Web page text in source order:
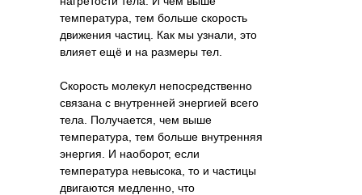
температура, тем больше скорость
движения частиц. Как мы узнали, это
влияет ещё и на размеры тел.
Скорость молекул непосредственно
связана с внутренней энергией всего
тела. Получается, чем выше
температура, тем больше внутренняя
энергия. И наоборот, если
температура невысока, то и частицы
двигаются медленно, что